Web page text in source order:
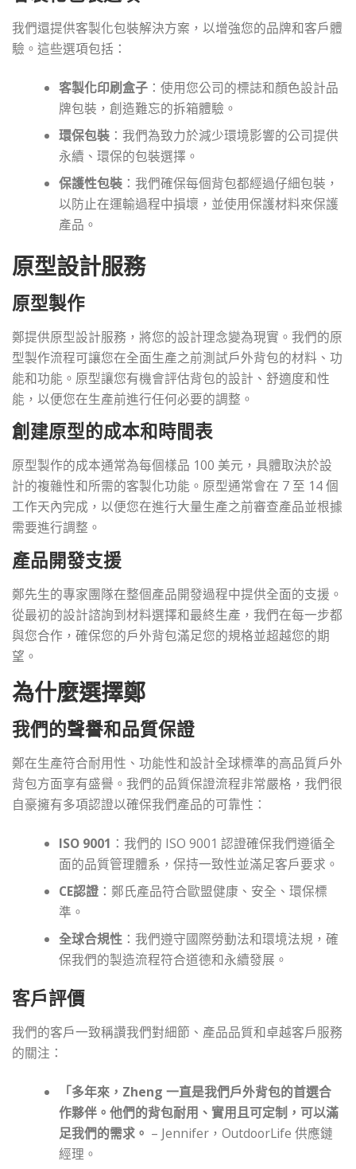
我們還提供客製化包裝解決方案，以增強您的品牌和客戶體
驗。這些選項包括：
客製化印刷盒子 ：使用您公司的標誌和顏色設計品
牌包裝，創造難忘的拆箱體驗。
環保包裝 ：我們為致力於減少環境影響的公司提供
永續、環保的包裝選擇。
保護性包裝 ：我們確保每個背包都經過仔細包裝，
以防止在運輸過程中損壞，並使用保護材料來保護
產品。
原型設計服務
原型製作
鄭提供原型設計服務，將您的設計理念變為現實。我們的原
型製作流程可讓您在全面生產之前測試戶外背包的材料、功
能和功能。原型讓您有機會評估背包的設計、舒適度和性
能，以便您在生產前進行任何必要的調整。
創建原型的成本和時間表
原型製作的成本通常為每個樣品 100 美元，具體取決於設
計的複雜性和所需的客製化功能。原型通常會在 7 至 14 個
工作天內完成，以便您在進行大量生產之前審查產品並根據
需要進行調整。
產品開發支援
鄭先生的專家團隊在整個產品開發過程中提供全面的支援。
從最初的設計諮詢到材料選擇和最終生產，我們在每一步都
與您合作，確保您的戶外背包滿足您的規格並超越您的期
望。
為什麼選擇鄭
我們的聲譽和品質保證
鄭在生產符合耐用性、功能性和設計全球標準的高品質戶外
背包方面享有盛譽。我們的品質保證流程非常嚴格，我們很
自豪擁有多項認證以確保我們產品的可靠性：
ISO 9001 ：我們的 ISO 9001 認證確保我們遵循全
面的品質管理體系，保持一致性並滿足客戶要求。
CE認證 ：鄭氏產品符合歐盟健康、安全、環保標
準。
全球合規性 ：我們遵守國際勞動法和環境法規，確
保我們的製造流程符合道德和永續發展。
客戶評價
我們的客戶一致稱讚我們對細節、產品品質和卓越客戶服務
的關注：
「多年來，Zheng 一直是我們戶外背包的首選合
作夥伴。他們的背包耐用、實用且可定制，可以滿
足我們的需求。 – Jennifer，OutdoorLife 供應鏈
經理。